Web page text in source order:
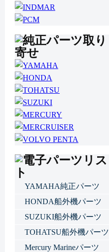
YAMAHA純正パーツ
HONDA船外機パーツ
SUZUKI船外機パーツ
TOHATSU船外機パーツ
Mercury Marineパーツ